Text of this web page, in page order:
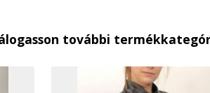
további